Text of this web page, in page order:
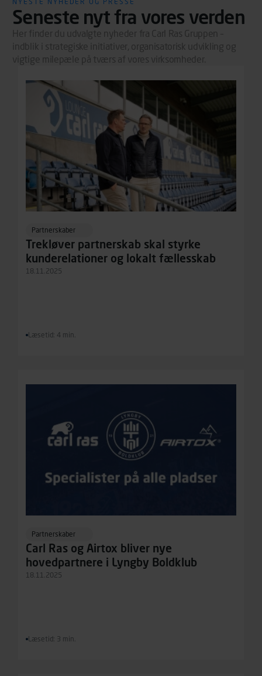
Seneste nyt fra vores verden
Her finder du udvalgte nyheder fra Carl Ras Gruppen –
indblik i strategiske initiativer, organisatorisk udvikling og
vigtige milepæle på tværs af vores virksomheder.
Partnerskaber
Trekløver partnerskab skal styrke
kunderelationer og lokalt fællesskab
18.11.2025
Læsetid: 4 min.
Partnerskaber
Carl Ras og Airtox bliver nye
hovedpartnere i Lyngby Boldklub
18.11.2025
Læsetid: 3 min.